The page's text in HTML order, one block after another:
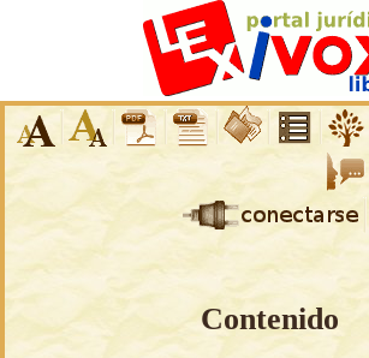
Contenido